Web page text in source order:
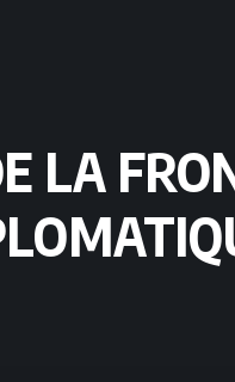
LA